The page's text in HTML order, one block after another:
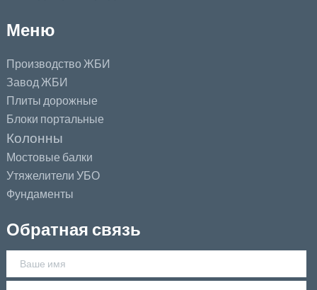
Меню
Производство ЖБИ
Завод ЖБИ
Плиты дорожные
Блоки портальные
Колонны
Мостовые балки
Утяжелители УБО
Фундаменты
Обратная связь